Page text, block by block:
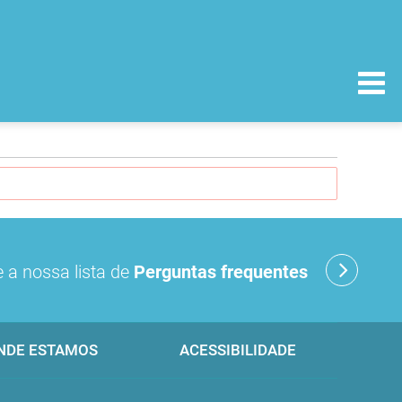
a nossa lista de Perguntas frequentes
ESTAMOS ACESSIBILIDADE